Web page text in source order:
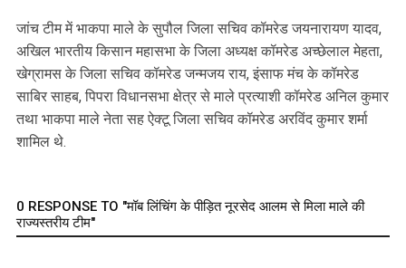
जांच टीम में भाकपा माले के सुपौल जिला सचिव कॉमरेड जयनारायण यादव,
अखिल भारतीय किसान महासभा के जिला अध्यक्ष कॉमरेड अच्छेलाल मेहता,
खेग्रामस के जिला सचिव कॉमरेड जन्मजय राय, इंसाफ मंच के कॉमरेड
साबिर साहब, पिपरा विधानसभा क्षेत्र से माले प्रत्याशी कॉमरेड अनिल कुमार
तथा भाकपा माले नेता सह ऐक्टू जिला सचिव कॉमरेड अरविंद कुमार शर्मा
शामिल थे.
0 RESPONSE TO "मॉब लिंचिंग के पीड़ित नूरसेद आलम से मिला माले की
राज्यस्तरीय टीम"